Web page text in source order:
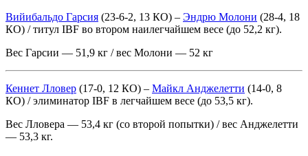
Вийибальдо Гарсия (23-6-2, 13 КО) – Эндрю Молони (28-4, 18
КО) / титул IBF во втором наилегчайшем весе (до 52,2 кг).
Вес Гарсии — 51,9 кг / вес Молони — 52 кг
Кеннет Лловер (17-0, 12 КО) – Майкл Анджелетти (14-0, 8
КО) / элиминатор IBF в легчайшем весе (до 53,5 кг).
Вес Лловера — 53,4 кг (со второй попытки) / вес Анджелетти
— 53,3 кг.